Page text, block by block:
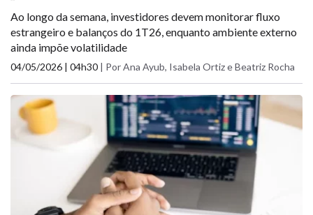
Ao longo da semana, investidores devem monitorar fluxo
estrangeiro e balanços do 1T26, enquanto ambiente externo
ainda impõe volatilidade
04/05/2026 | 04h30 | Por Ana Ayub, Isabela Ortiz e Beatriz Rocha